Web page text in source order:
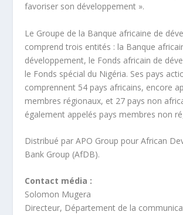
favoriser son développement ».
Le Groupe de la Banque africaine de
comprend trois entités : la Banque
développement, le Fonds africain de
le Fonds spécial du Nigéria. Ses pays
comprennent 54 pays africains, encore
membres régionaux, et 27 pays non
également appelés pays membres non
Distribué par APO Group pour African
Bank Group (AfDB).
Contact média :
Solomon Mugera
Directeur, Département de la